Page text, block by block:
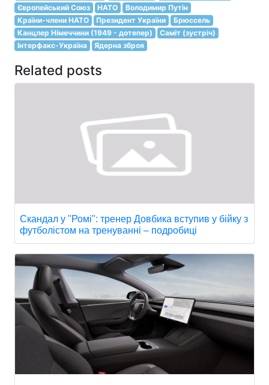
Європейський Союз
НАТО
Володимир Путін
Країни-члени НАТО
Президент України
Брюссель
Канцлер Німеччини (1949 - дотепер)
Саміт (зустріч)
Інтерфакс-Україна
Ядерна зброя
Related posts
Скандал у "Ромі": тренер Довбика вступив у бійку з
футболістом на тренуванні – подробиці